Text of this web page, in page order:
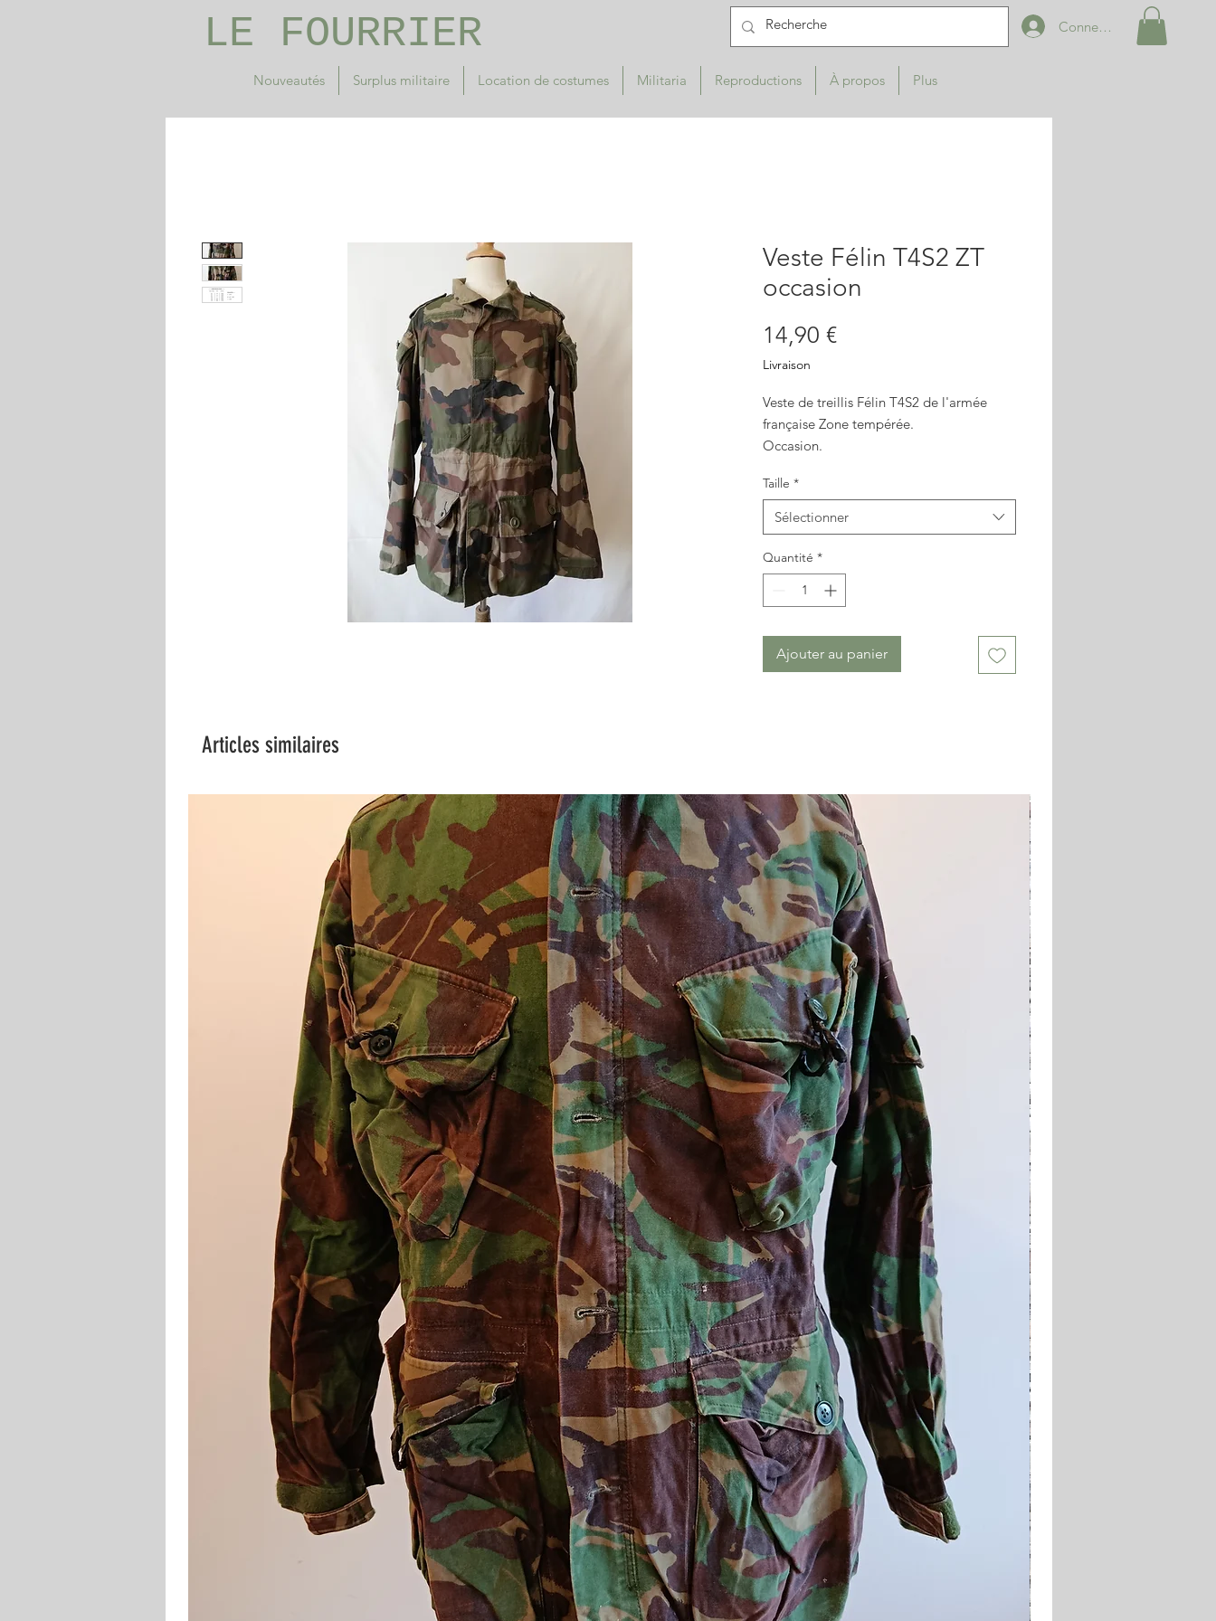
Nouveautés Surplus militaire Location de costumes Militaria Reproductions À propos Plus
LE FOURRIER Connexion
Veste Félin T4S2 ZT
occasion
14,90 €Prix
Livraison
Veste de treillis Félin T4S2 de l'armée
française Zone tempérée.
Occasion.
Taille *
Sélectionner
Quantité *
Ajouter au panier
Articles similaires